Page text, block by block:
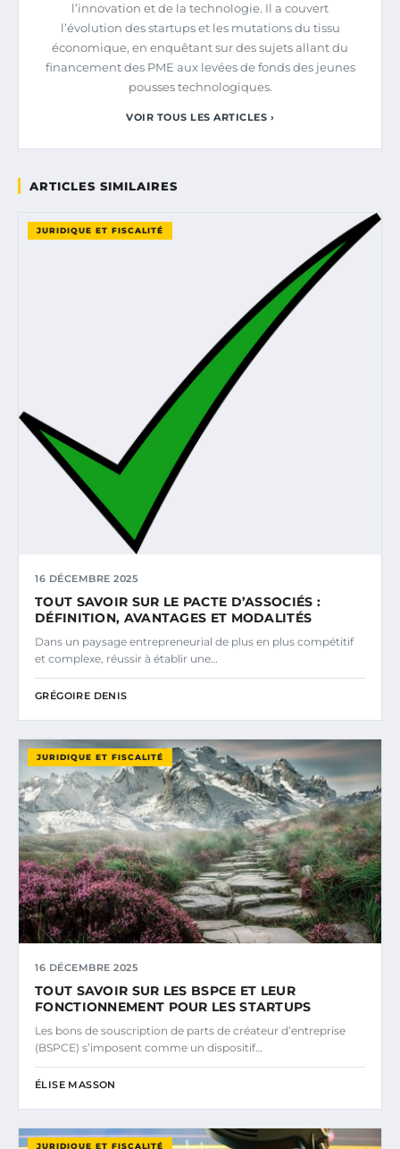
l’innovation et de la technologie. Il a couvert
l’évolution des startups et les mutations du tissu
économique, en enquêtant sur des sujets allant du
financement des PME aux levées de fonds des jeunes
pousses technologiques.
VOIR TOUS LES ARTICLES ›
ARTICLES SIMILAIRES
JURIDIQUE ET FISCALITÉ
16 DÉCEMBRE 2025
TOUT SAVOIR SUR LE PACTE D’ASSOCIÉS :
DÉFINITION, AVANTAGES ET MODALITÉS
Dans un paysage entrepreneurial de plus en plus compétitif
et complexe, réussir à établir une…
GRÉGOIRE DENIS
JURIDIQUE ET FISCALITÉ
16 DÉCEMBRE 2025
TOUT SAVOIR SUR LES BSPCE ET LEUR
FONCTIONNEMENT POUR LES STARTUPS
Les bons de souscription de parts de créateur d’entreprise
(BSPCE) s’imposent comme un dispositif…
ÉLISE MASSON
JURIDIQUE ET FISCALITÉ